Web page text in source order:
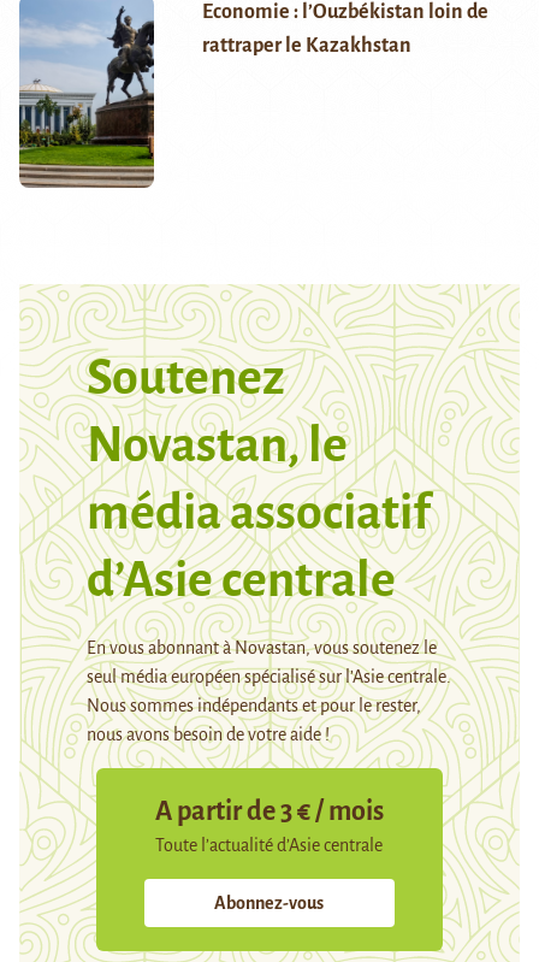
Economie : l’Ouzbékistan loin de
rattraper le Kazakhstan
Soutenez
Novastan, le
média associatif
d’Asie centrale
En vous abonnant à Novastan, vous soutenez le
seul média européen spécialisé sur l’Asie centrale.
Nous sommes indépendants et pour le rester,
nous avons besoin de votre aide !
A partir de 3 € / mois
Toute l’actualité d’Asie centrale
Abonnez-vous